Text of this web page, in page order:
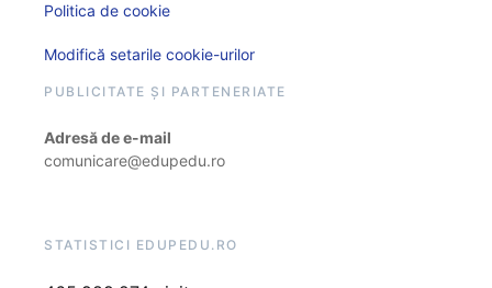
Politica de cookie
Modifică setarile cookie-urilor
PUBLICITATE ȘI PARTENERIATE
Adresă de e-mail
comunicare@edupedu.ro
STATISTICI EDUPEDU.RO